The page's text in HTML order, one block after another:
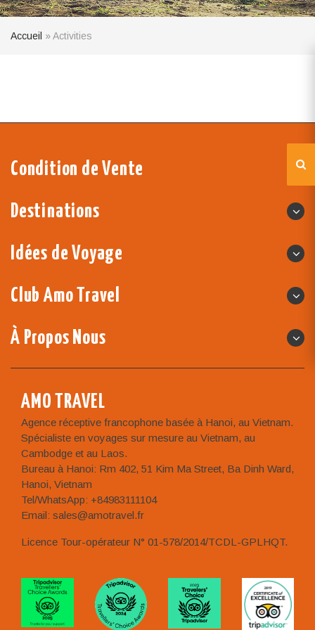
Accueil »Activities
Condition de Vente
Destinations
Idées de Voyage
Club Amo Travel
À Propos Nous
AMO TRAVEL
Agence réceptive francophone basée à Hanoi, au Vietnam.
Spécialiste en voyages sur mesure au Vietnam, au
Cambodge et au Laos.
Bureau à Hanoi: Rm 402, 51 Kim Ma Street, Ba Dinh Ward,
Hanoi, Vietnam
Tel/WhatsApp: +84983111104
Email: sales@amotravel.fr
Licence Tour-opérateur N° 01-578/2014/TCDL-GPLHQT.